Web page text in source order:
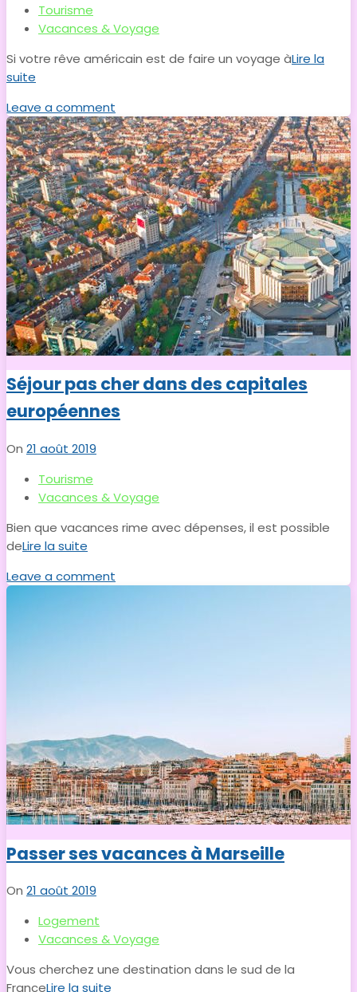
Tourisme
Vacances & Voyage
Si votre rêve américain est de faire un voyage àLire la
suite
Leave a comment
Séjour pas cher dans des capitales
européennes
On 21 août 2019
Tourisme
Vacances & Voyage
Bien que vacances rime avec dépenses, il est possible
deLire la suite
Leave a comment
Passer ses vacances à Marseille
On 21 août 2019
Logement
Vacances & Voyage
Vous cherchez une destination dans le sud de la
FranceLire la suite